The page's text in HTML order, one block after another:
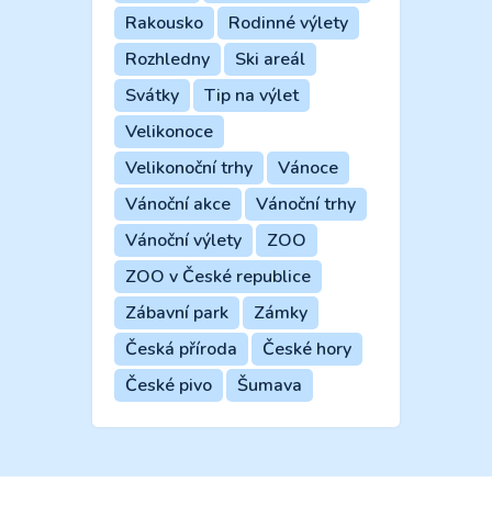
Rakousko
Rodinné výlety
Rozhledny
Ski areál
Svátky
Tip na výlet
Velikonoce
Velikonoční trhy
Vánoce
Vánoční akce
Vánoční trhy
Vánoční výlety
ZOO
ZOO v České republice
Zábavní park
Zámky
Česká příroda
České hory
České pivo
Šumava